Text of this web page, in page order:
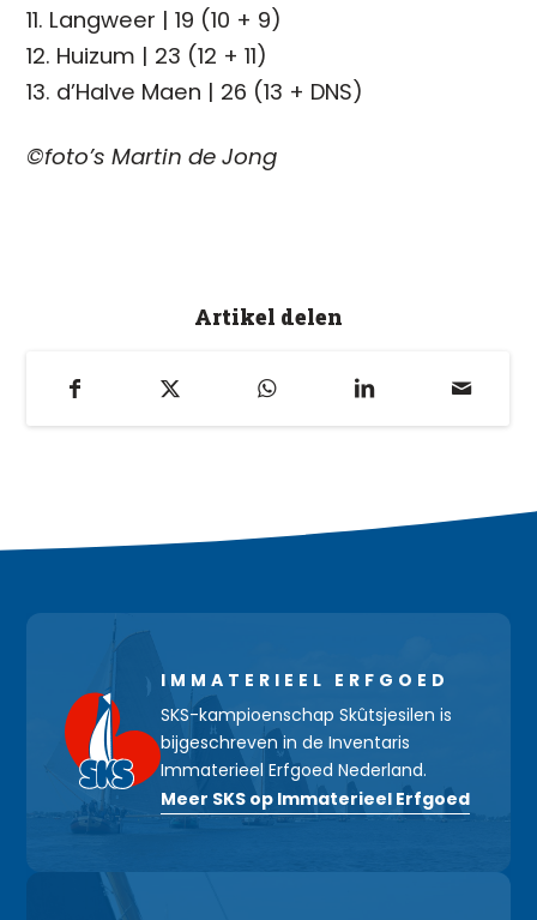
11. Langweer | 19 (10 + 9)
12. Huizum | 23 (12 + 11)
13. d’Halve Maen | 26 (13 + DNS)
©foto’s Martin de Jong
Artikel delen
IMMATERIEEL ERFGOED
SKS-kampioenschap Skûtsjesilen is
bijgeschreven in de Inventaris
Immaterieel Erfgoed Nederland.
Meer SKS op Immaterieel Erfgoed